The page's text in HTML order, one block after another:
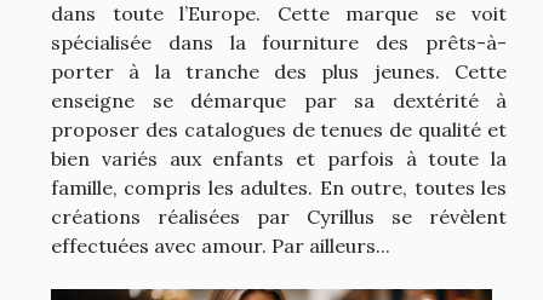
dans toute l’Europe. Cette marque se voit
spécialisée dans la fourniture des prêts-à-
porter à la tranche des plus jeunes. Cette
enseigne se démarque par sa dextérité à
proposer des catalogues de tenues de qualité et
bien variés aux enfants et parfois à toute la
famille, compris les adultes. En outre, toutes les
créations réalisées par Cyrillus se révèlent
effectuées avec amour. Par ailleurs...